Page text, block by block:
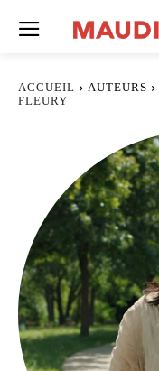
ACCUEIL AUTEURS
FLEURY